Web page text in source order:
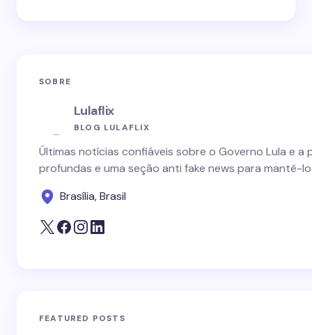
SOBRE
Lulaflix
BLOG LULAFLIX
Últimas notícias confiáveis sobre o Governo Lula e
profundas e uma seção anti fake news para mantê-
Brasília, Brasil
FEATURED POSTS